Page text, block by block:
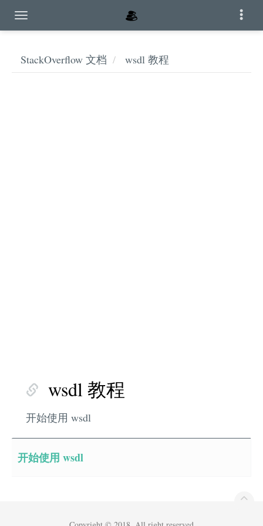
StackOverflow 文档 wsdl 教程
wsdl 教程
开始使用 wsdl
开始使用 wsdl